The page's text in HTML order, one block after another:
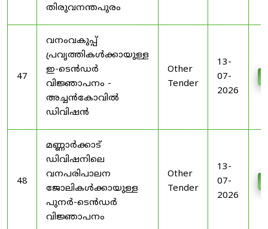
തിരുവനന്തപുരം
47
വനംവകുപ്പ്
പ്രവൃത്തികൾക്കായുള്ള
ഇ-ടെൻഡർ
വിജ്ഞാപനം -
അച്ചൻകോവിൽ
ഡിവിഷൻ
Other
Tender
13-
07-
2026
48
മണ്ണാർക്കാട്
ഡിവിഷനിലെ
വനപരിപാലന
ജോലികൾക്കായുള്ള
പുനർ-ടെൻഡർ
വിജ്ഞാപനം
Other
Tender
13-
07-
2026